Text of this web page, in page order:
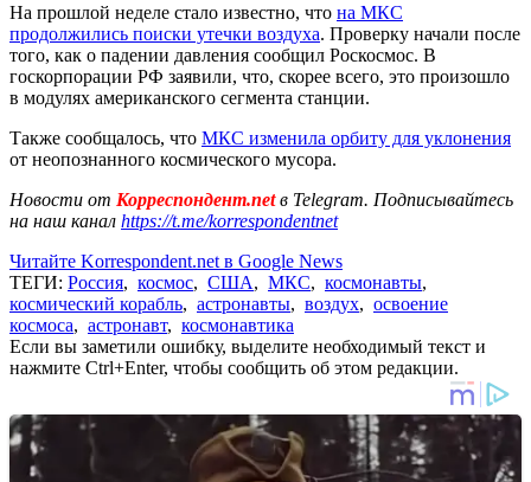
На прошлой неделе стало известно, что на МКС
продолжились поиски утечки воздуха. Проверку начали после
того, как о падении давления сообщил Роскосмос. В
госкорпорации РФ заявили, что, скорее всего, это произошло
в модулях американского сегмента станции.
Также сообщалось, что МКС изменила орбиту для уклонения
от неопознанного космического мусора.
Новости от Корреспондент.netв Telegram. Подписывайтесь
на наш канал https://t.me/korrespondentnet
Читайте Korrespondent.net в Google News
ТЕГИ: Россия, космос, США, МКС, космонавты,
космический корабль, астронавты, воздух, освоение
космоса, астронавт, космонавтика
Если вы заметили ошибку, выделите необходимый текст и
нажмите Ctrl+Enter, чтобы сообщить об этом редакции.